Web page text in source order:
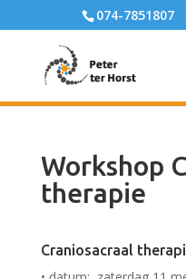
074-7851807
Workshop
therapie
Craniosacraal